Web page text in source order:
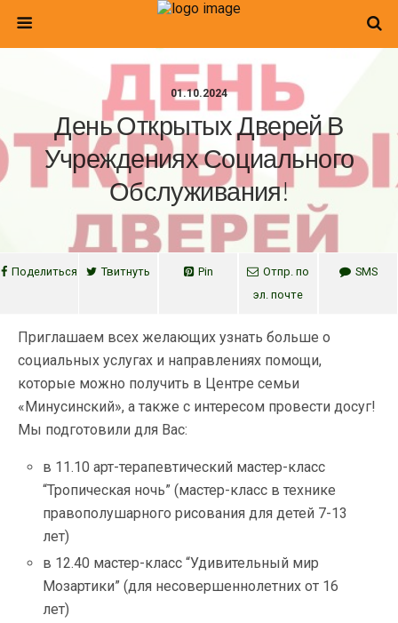
01.10.2024
День Открытых Дверей В
Учреждениях Социального
Обслуживания!
Поделиться Твитнуть Pin
Отпр. по
эл. почте
SMS
Приглашаем всех желающих узнать больше о
социальных услугах и направлениях помощи,
которые можно получить в Центре семьи
«Минусинский», а также с интересом провести досуг!
Мы подготовили для Вас:
в 11.10 арт-терапевтический мастер-класс
“Тропическая ночь” (мастер-класс в технике
правополушарного рисования для детей 7-13
лет)
в 12.40 мастер-класс “Удивительный мир
Мозартики” (для несовершеннолетних от 16
лет)